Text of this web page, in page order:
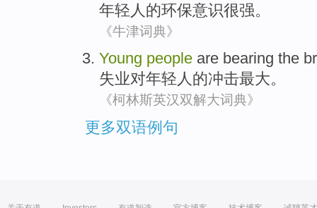
年轻人 的环保意识很强。
《牛津词典》
Young people are bearing the
失业对年轻人的冲击最大。
《柯林斯英汉双解大词典》
更多双语例句